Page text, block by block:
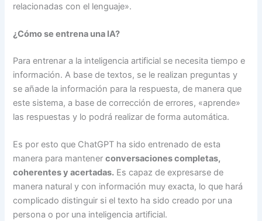
relacionadas con el lenguaje».
¿Cómo se entrena una IA?
Para entrenar a la inteligencia artificial se necesita tiempo e
información. A base de textos, se le realizan preguntas y
se añade la información para la respuesta, de manera que
este sistema, a base de corrección de errores, «aprende»
las respuestas y lo podrá realizar de forma automática.
Es por esto que ChatGPT ha sido entrenado de esta
manera para mantenerconversaciones completas,
coherentes y acertadas. Es capaz de expresarse de
manera natural y con información muy exacta, lo que hará
complicado distinguir si el texto ha sido creado por una
persona o por una inteligencia artificial.